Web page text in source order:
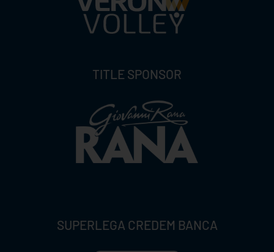
TITLE SPONSOR
SUPERLEGA CREDEM BANCA